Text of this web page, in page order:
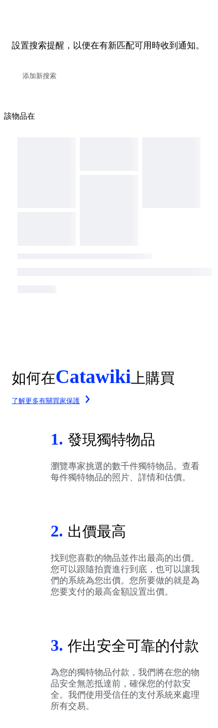
設置搜索提醒，以便在有新匹配可用時收到通知。
該物品在
如何在Catawiki 上購買
了解更多有關買家保護
1. 發現獨特物品
瀏覽專家挑選的數千件獨特物品。查看
每件獨特物品的照片、詳情和估價。
2. 出價最高
找到您喜歡的物品並作出最高的出價。
您可以跟隨拍賣進行到底，也可以讓我
們的系統為您出價。您所要做的就是為
您要支付的最高金額設置出價。
3. 作出安全可靠的付款
為您的獨特物品付款，我們將在您的物
品安全無恙抵達前，確保您的付款安
全。我們使用受信任的支付系統來處理
所有交易。